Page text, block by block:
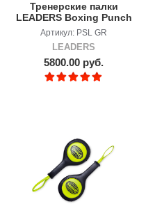
Тренерские палки
LEADERS Boxing Punch
Sticks GR
Артикул: PSL GR
LEADERS
5800.00 руб.